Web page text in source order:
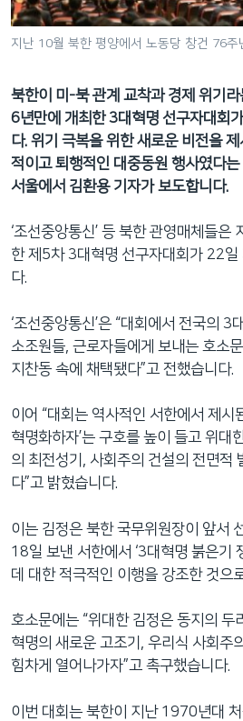
션
으
검
색
로
지난 10월 북한 평양에서 노동당 창건 76주
북한이 미-북 관계 교착과 경제 위기
6년만에 개최한 3대혁명 선구자대회
다. 위기 극복을 위한 새로운 비전을
적이고 퇴행적인 대중동원 행사였다
서울에서 김환용 기자가 보도합니다.
‘조선중앙통신’ 등 북한 관영매체들
한 제5차 3대혁명 선구자대회가 22일
다.
‘조선중앙통신’은 “대회에서 전국의 3
소조원들, 근로자들에게 보내는 호소
지찬동 속에 채택됐다”고 전했습니다.
이어 “대회는 역사적인 서한에서 제시
혁명화하자’는 구호를 높이 들고 위대
의 최전성기, 사회주의 건설의 전면적
다”고 밝혔습니다.
이는 김정은 북한 국무위원장이 앞서
18일 보낸 서한에서 ‘3대혁명 붉은기
데 대한 적극적인 이행을 강조한 것으
호소문에는 “위대한 김정은 동지의 두
혁명의 새로운 고조기, 우리식 사회주
힘차게 열어나가자”고 촉구했습니다.
이번 대회는 북한이 지난 1970년대